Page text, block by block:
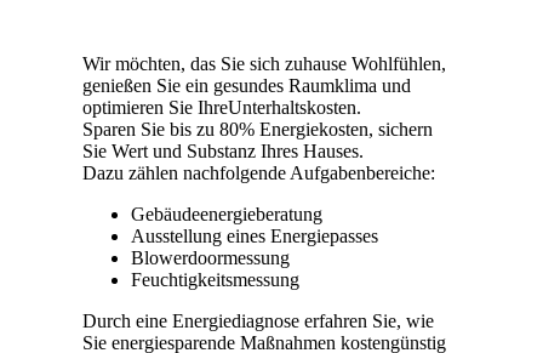
Wir möchten, das Sie sich zuhause Wohlfühlen,
genießen Sie ein gesundes Raumklima und
optimieren Sie IhreUnterhaltskosten.
Sparen Sie bis zu 80% Energiekosten, sichern
Sie Wert und Substanz Ihres Hauses.
Dazu zählen nachfolgende Aufgabenbereiche:
Gebäudeenergieberatung
Ausstellung eines Energiepasses
Blowerdoormessung
Feuchtigkeitsmessung
Durch eine Energiediagnose erfahren Sie, wie
Sie energiesparende Maßnahmen kostengünstig